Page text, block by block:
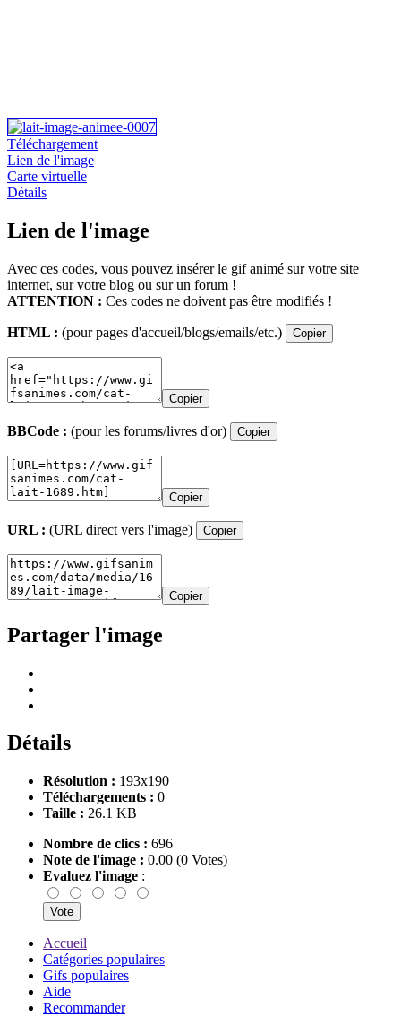
Téléchargement
Lien de l'image
Carte virtuelle
Détails
Lien de l'image
Avec ces codes, vous pouvez insérer le gif animé sur votre site
internet, sur votre blog ou sur un forum !
ATTENTION : Ces codes ne doivent pas être modifiés !
HTML : (pour pages d'accueil/blogs/emails/etc.) Copier
Copier
BBCode : (pour les forums/livres d'or) Copier
Copier
URL : (URL direct vers l'image) Copier
Copier
Partager l'image
Détails
Résolution : 193x190
Téléchargements : 0
Taille : 26.1 KB
Nombre de clics : 696
Note de l'image : 0.00 (0 Votes)
Evaluez l'image :
Accueil
Catégories populaires
Gifs populaires
Aide
Recommander